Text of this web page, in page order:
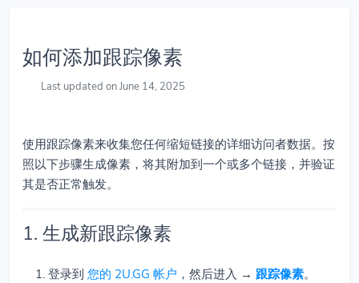
如何添加跟踪像素
Last updated on June 14, 2025
使用跟踪像素来收集您任何缩短链接的详细访问者数据。按
照以下步骤生成像素，将其附加到一个或多个链接，并验证
其是否正常触发。
1. 生成新跟踪像素
登录到 您的 2U.GG 帐户 ，然后进入 → 跟踪像素。